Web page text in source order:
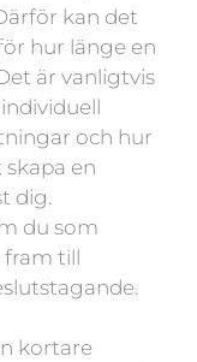
kan det
hur länge en
är vanligtvis
och hur
en
dig.
du som
till
kortare